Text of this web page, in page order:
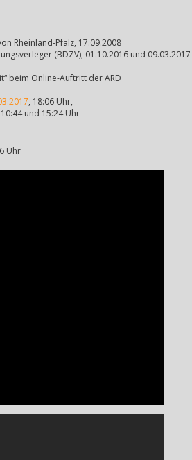
Rheinland-Pfalz, 17.09.2008
(BDZV), 01.10.2016 und 09.03.2017
beim Online-Auftritt der ARD
, 18:06 Uhr,
und 15:24 Uhr
Uhr